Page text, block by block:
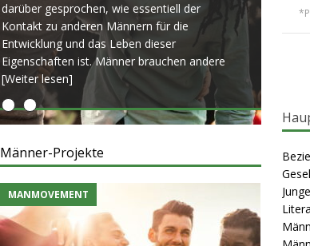
darüber gesprochen, wie essentiell der
Kontakt zu anderen Männern für die
Entwicklung und das Leben dieser
Eigenschaften ist. Männer brauchen andere
[Weiter lesen]
Männer-Projekte
MANMOVEMENT